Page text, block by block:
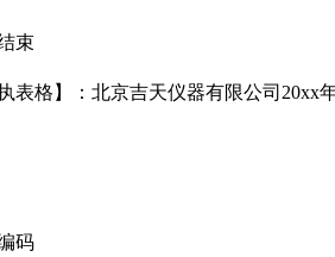
束
执表格】：北京吉天仪器有限公司20xx
码